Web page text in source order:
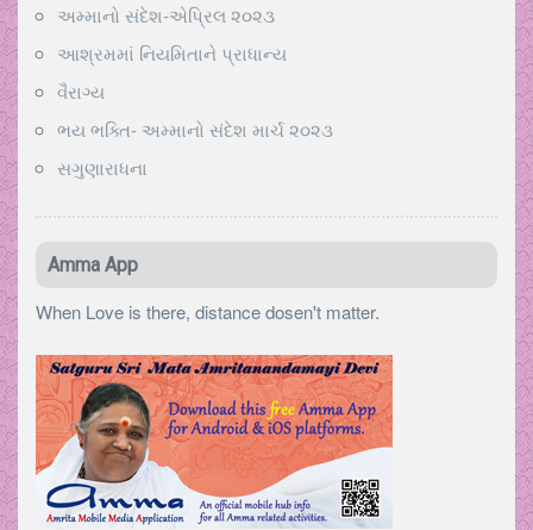
અમ્માનો સંદેશ-એપ્રિલ ૨૦૨૩
આશ્રમમાં નિયમિતાને પ્રાધાન્ય
વૈરાગ્ય
ભય ભક્તિ- અમ્માનો સંદેશ માર્ચ ૨૦૨૩
સગુણારાધના
Amma App
When Love is there, distance dosen't matter.